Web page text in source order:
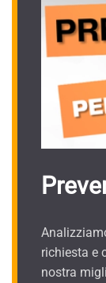
richiesta e
nostra